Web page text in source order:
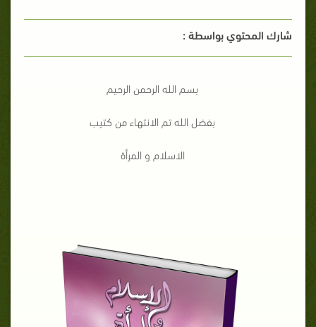
شارك المحتوي بواسطة :
بسم الله الرحمن الرحيم
بفضل الله تم الانتهاء من كتيب
الاسلام و المرأة